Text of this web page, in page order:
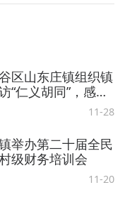
区山东庄镇组织镇
“仁义胡同”，感
11-28
举办第二十届全民
级财务培训会
11-20